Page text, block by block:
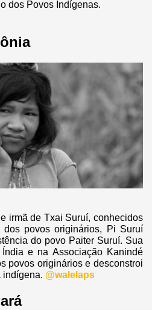
dos Povos Indígenas.
irmã de Txai Suruí, conhecidos
povos originários, Pi Suruí
do povo Paiter Suruí. Sua
e na Associação Kanindé
povos originários e desconstroi
indígena. @walelaps